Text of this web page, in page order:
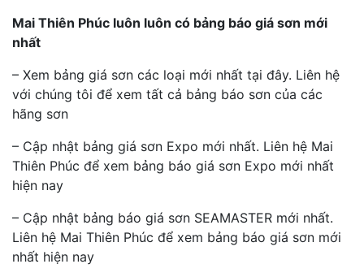
Mai Thiên Phúc luôn luôn có bảng báo giá sơn mới
nhất
– Xem bảng giá sơn các loại mới nhất tại đây. Liên hệ
với chúng tôi để xem tất cả bảng báo sơn của các
hãng sơn
– Cập nhật bảng giá sơn Expo mới nhất. Liên hệ Mai
Thiên Phúc để xem bảng báo giá sơn Expo mới nhất
hiện nay
– Cập nhật bảng báo giá sơn SEAMASTER mới nhất.
Liên hệ Mai Thiên Phúc để xem bảng báo giá sơn mới
nhất hiện nay